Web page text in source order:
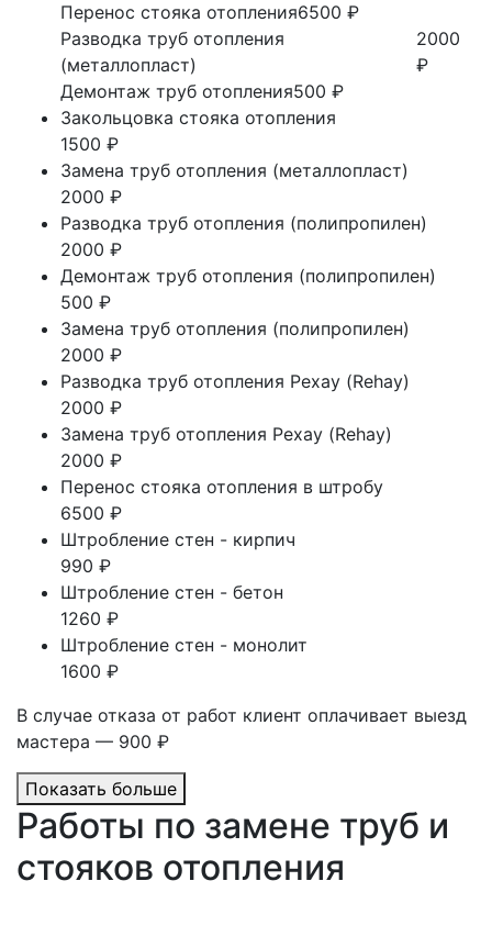
Перенос стояка отопления6500 ₽
Разводка труб отопления
(металлопласт)
2000
₽
Демонтаж труб отопления500 ₽
Закольцовка стояка отопления
1500 ₽
Замена труб отопления (металлопласт)
2000 ₽
Разводка труб отопления (полипропилен)
2000 ₽
Демонтаж труб отопления (полипропилен)
500 ₽
Замена труб отопления (полипропилен)
2000 ₽
Разводка труб отопления Рехау (Rehay)
2000 ₽
Замена труб отопления Рехау (Rehay)
2000 ₽
Перенос стояка отопления в штробу
6500 ₽
Штробление стен - кирпич
990 ₽
Штробление стен - бетон
1260 ₽
Штробление стен - монолит
1600 ₽
В случае отказа от работ клиент оплачивает выезд
мастера — 900 ₽
Показать больше
Работы по замене труб и
стояков отопления